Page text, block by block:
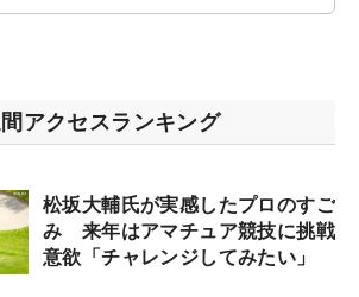
アクセスランキング
松坂大輔氏が実感したプロのすご
み 来年はアマチュア競技に挑戦
意欲「チャレンジしてみたい」